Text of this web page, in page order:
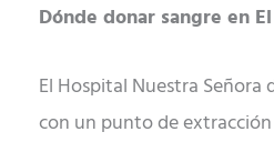
Dónde donar sangre en
El Hospital Nuestra Señora
con un punto de